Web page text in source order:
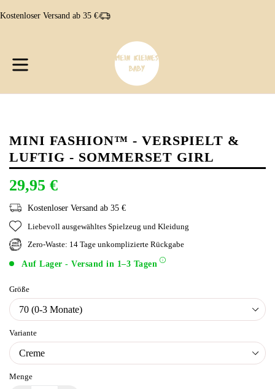
zum
Kostenloser Versand ab 35 €
erweitern/zusammenklappen
MINI FASHION™ - VERSPIELT &
LUFTIG - SOMMERSET GIRL
29,95 €
Kostenloser Versand ab 35 €
Liebevoll ausgewähltes Spielzeug und Kleidung
Zero-Waste: 14 Tage unkomplizierte Rückgabe
Auf Lager - Versand in 1–3 Tagen
Menge
Variante
Größe